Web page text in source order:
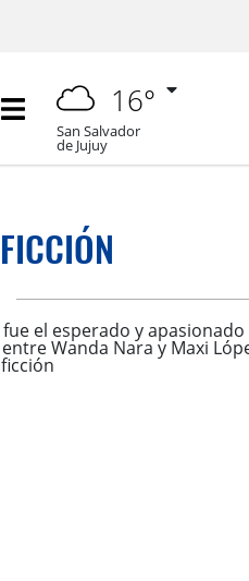
16°
San Salvador
de Jujuy
FICCIÓN